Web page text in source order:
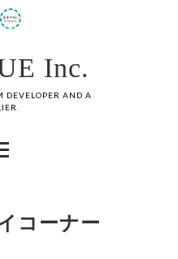
Inc.
DEVELOPER AND A
コーナー